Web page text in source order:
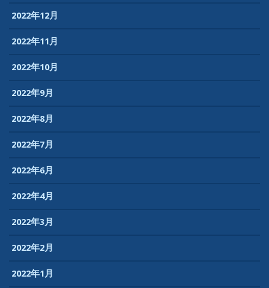
2022年12月
2022年11月
2022年10月
2022年9月
2022年8月
2022年7月
2022年6月
2022年4月
2022年3月
2022年2月
2022年1月